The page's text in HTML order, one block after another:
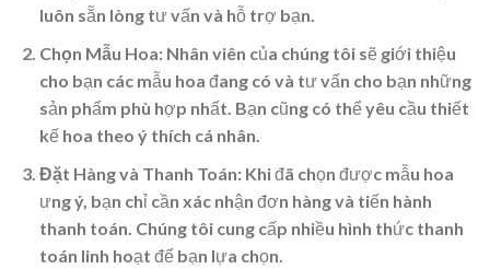
luôn sẵn lòng tư vấn và hỗ trợ bạn.
Chọn Mẫu Hoa: Nhân viên của chúng tôi sẽ giới thiệu
cho bạn các mẫu hoa đang có và tư vấn cho bạn những
sản phẩm phù hợp nhất. Bạn cũng có thể yêu cầu thiết
kế hoa theo ý thích cá nhân.
Đặt Hàng và Thanh Toán: Khi đã chọn được mẫu hoa
ưng ý, bạn chỉ cần xác nhận đơn hàng và tiến hành
thanh toán. Chúng tôi cung cấp nhiều hình thức thanh
toán linh hoạt để bạn lựa chọn.